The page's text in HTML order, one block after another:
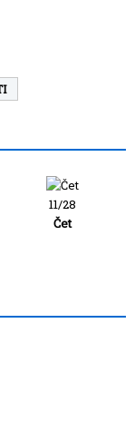
11/28
Čet